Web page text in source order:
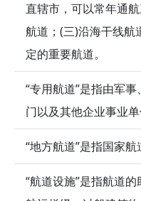
直辖市，可以常年通
航道；(三)沿海干线航
定的重要航道。
“专用航道”是指由军
门以及其他企业事业
“地方航道”是指国家航
“航道设施”是指航道的